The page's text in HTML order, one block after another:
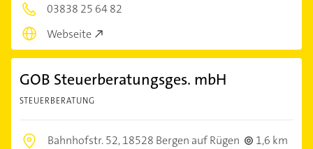
03838 25 64 82
Webseite
GOB Steuerberatungsges. mbH
STEUERBERATUNG
Bahnhofstr. 52,18528 Bergen auf Rügen
1,6 km